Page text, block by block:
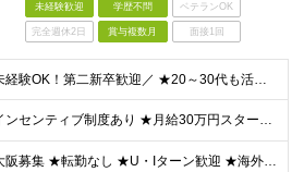
未経験歓迎 学歴不問 ベテランOK
完全週休2日 賞与複数月 面接1回
＼未経験OK！第二新卒歓迎／ ★20～30代も活躍中です！ ◆学歴不問 ◆普通自動車の運転免許をお持ちの方（AT可） ＼未経験スタートでも安心！／ 業界トップクラスの実績と信頼を誇ることから お客
★インセンティブ制度あり ★月給30万円スタートも可 月給23万円～30万円＋諸手当＋賞与 ※経験・スキルを考慮の上、決定します ※試用期間6ヶ月間あり（期間中の条件に差異はありません） ※残業代
★大阪募集 ★転勤なし ★U・Iターン歓迎 ★海外出張もあり ※本人の希望を最大限に考慮 ┗韓国やタイ、マレーシア、アメリカなどなど…様々な国に行けるチャンス！ 【本社】 大阪府大阪市東成区玉津1丁